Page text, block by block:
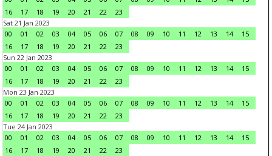
16
17 18 19 20 21 22
23
Sat 21 Jan 2023
00
01 02 03 04 05 06 07 08 09 10 11 12 13 14
15
16
17 18 19 20 21 22
23
Sun 22 Jan 2023
00
01 02 03 04 05 06 07 08 09 10 11 12 13 14
15
16
17 18 19 20 21 22
23
Mon 23 Jan 2023
00
01 02 03 04 05 06 07 08 09 10 11 12 13 14
15
16
17 18 19 20 21 22
23
Tue 24 Jan 2023
00
01 02 03 04 05 06 07 08 09 10 11 12 13 14
15
16
17 18 19 20 21 22
23